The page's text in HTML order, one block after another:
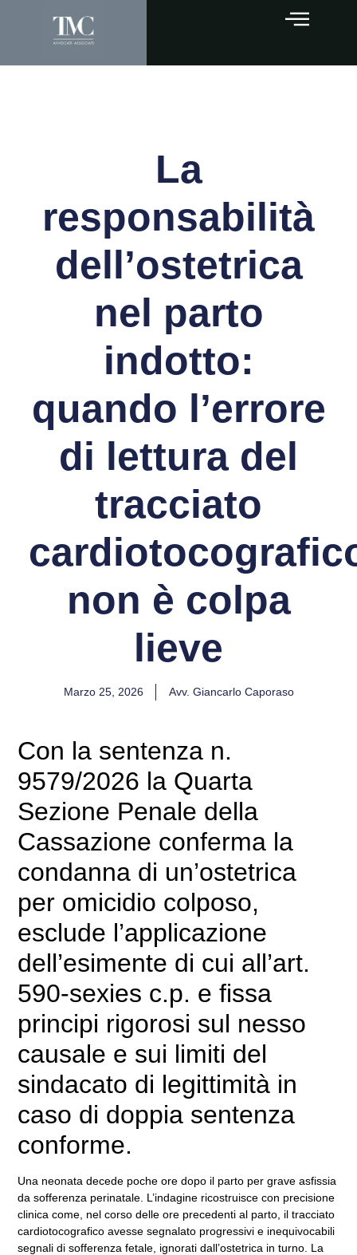
La
responsabilità
dell’ostetrica
nel parto
indotto:
quando l’errore
di lettura del
tracciato
non è colpa
lieve
Marzo 25, 2026 Avv. Giancarlo Caporaso
Con la sentenza n.
9579/2026 la Quarta
Sezione Penale della
Cassazione conferma la
condanna di un’ostetrica
per omicidio colposo,
esclude l’applicazione
dell’esimente di cui all’art.
590-sexies c.p. e fissa
principi rigorosi sul nesso
causale e sui limiti del
sindacato di legittimità in
caso di doppia sentenza
conforme.
Una neonata decede poche ore dopo il parto per grave asfissia
da sofferenza perinatale. L’indagine ricostruisce con precisione
clinica come, nel corso delle ore precedenti al parto, il tracciato
cardiotocografico avesse segnalato progressivi e inequivocabili
segnali di sofferenza fetale, ignorati dall’ostetrica in turno. La